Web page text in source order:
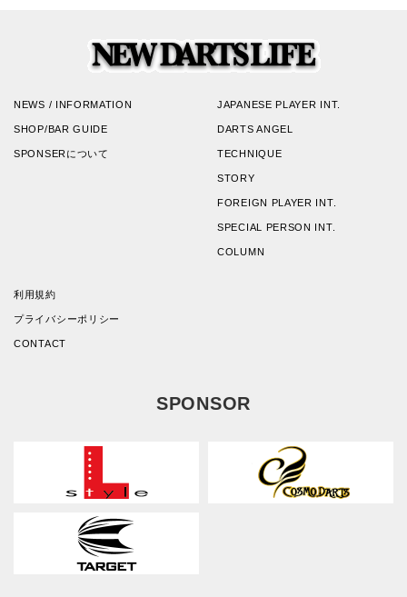
NEWS / INFORMATION
SHOP/BAR GUIDE
SPONSERについて
JAPANESE PLAYER INT.
DARTS ANGEL
TECHNIQUE
STORY
FOREIGN PLAYER INT.
SPECIAL PERSON INT.
COLUMN
利用規約
プライバシーポリシー
CONTACT
SPONSOR